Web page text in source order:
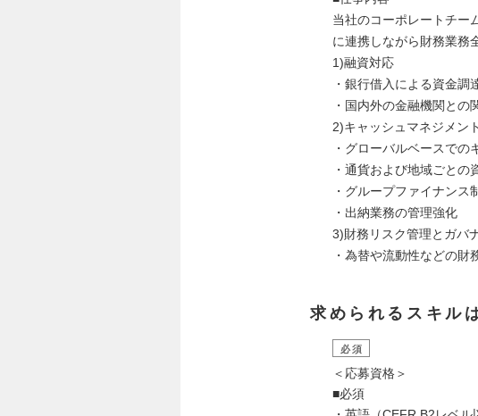
当社のコーポレートチー
に連携しながら財務業務
1)融資対応
・銀行借入による資金
・国内外の金融機関と
2)キャッシュマネジメント
・グローバルベースで
・通貨および地域ごとの
・グループファイナンス
・出納業務の管理強化
3)財務リスク管理とガバ
・為替や流動性などの
求められるスキル
必須
＜応募資格＞
■必須